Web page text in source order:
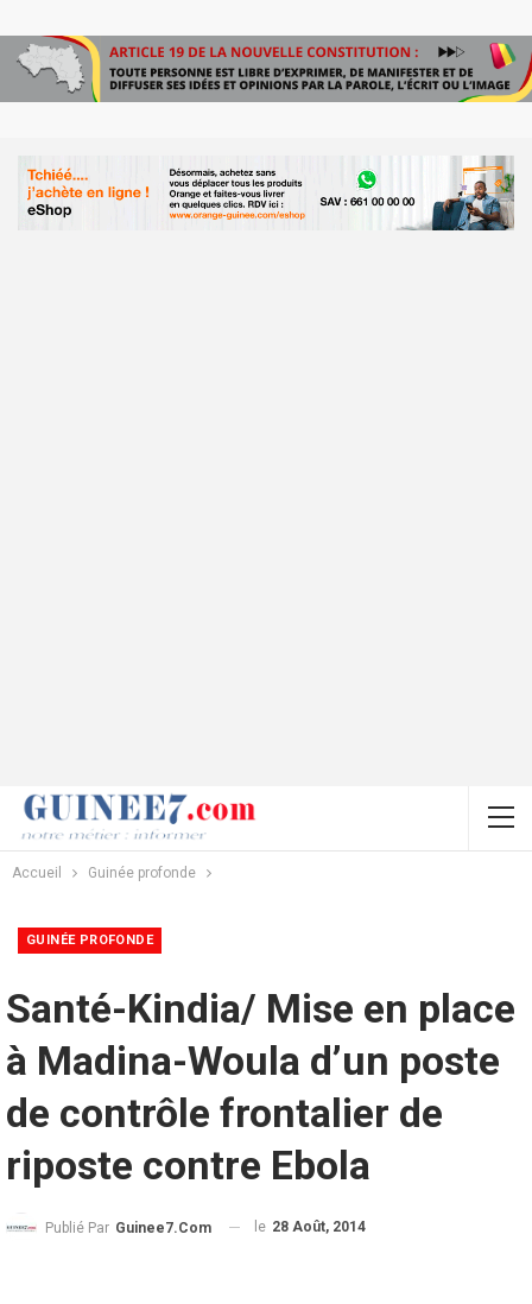
Accueil Guinée profonde
GUINÉE PROFONDE
Santé-Kindia/ Mise en place
à Madina-Woula d’un poste
de contrôle frontalier de
riposte contre Ebola
Publié Par Guinee7.com le 28 Août, 2014